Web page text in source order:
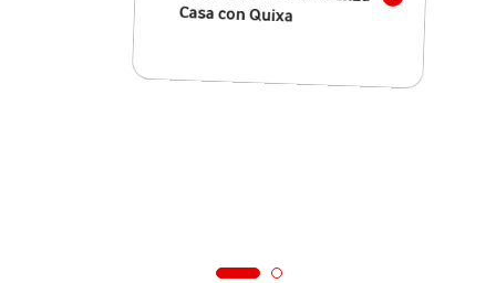
Casa con Quixa